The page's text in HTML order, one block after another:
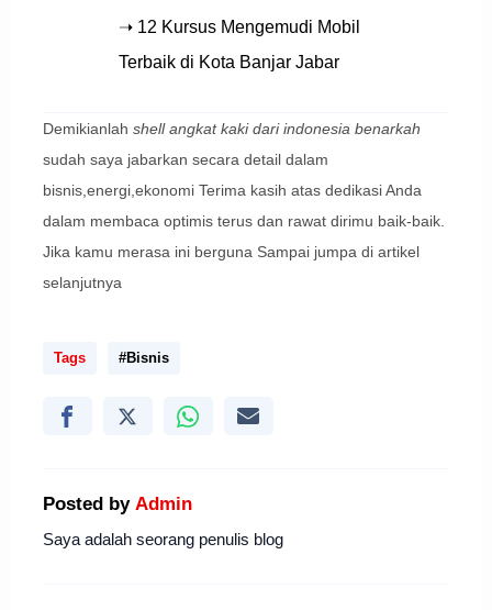
➝ 12 Kursus Mengemudi Mobil
Terbaik di Kota Banjar Jabar
Demikianlah shell angkat kaki dari indonesia benarkah
sudah saya jabarkan secara detail dalam
bisnis,energi,ekonomi Terima kasih atas dedikasi Anda
dalam membaca optimis terus dan rawat dirimu baik-baik.
Jika kamu merasa ini berguna Sampai jumpa di artikel
selanjutnya
Tags #Bisnis
Posted by Admin
Saya adalah seorang penulis blog